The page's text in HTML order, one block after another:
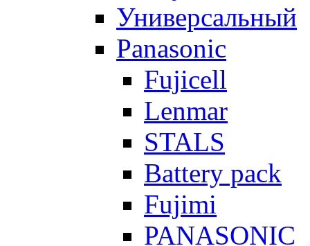
Универсальный
Panasonic
Fujicell
Lenmar
STALS
Battery pack
Fujimi
PANASONIC